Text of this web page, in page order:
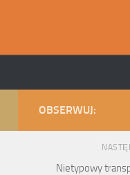
OBSERWUJ:
Nietypowy